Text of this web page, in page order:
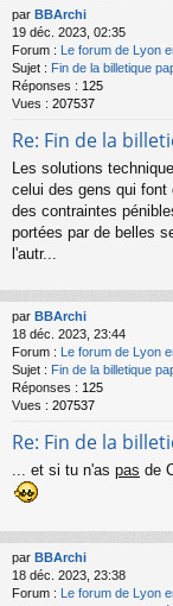
par BBArchi
19 déc. 2023, 02:35
Forum : Le forum de Lyon
Sujet : Fin de la billetique
Réponses : 125
Vues : 207537
Re: Fin de la
Les solutions
celui des gens qui font
des contraintes
portées par de belles
l'autr...
par BBArchi
18 déc. 2023, 23:44
Forum : Le forum de Lyon
Sujet : Fin de la billetique
Réponses : 125
Vues : 207537
Re: Fin de la
... et si tu n'as pas de
par BBArchi
18 déc. 2023, 23:38
Forum : Le forum de Lyon